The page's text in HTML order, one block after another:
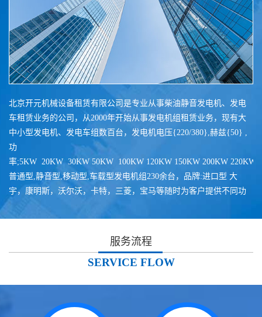
北京开元机械设备租赁有限公司是专业从事柴油静音发电机、发电
车租赁业务的公司，从2000年开始从事发电机组租赁业务，现有大
中小型发电机、发电车组数百台，发电机电压{220/380},赫兹{50} ,
功
率;5KW 20KW 30KW 50KW 100KW 120KW 150KW 200KW 220KW
普通型,静音型,移动型,车载型发电机组230余台，品牌:进口型 大
宇，康明斯，沃尔沃，卡特，三菱，宝马等随时为客户提供不同功
备用、企业避峰、短期自备发电的选择。本公司专业员工现场安
装、调试、维护；根据客户需要24小时随时发电。并配有专业的操
作人员配合机组的发电。提供完善、专业的发电机出租服务，客户
可以定期、不定期或短时租用。本公司发电机组最显著的特点是安
位遍布全国。面向全国铁路、轨道交通建设、公路、隧道、桥梁建
服务流程
SERVICE FLOW